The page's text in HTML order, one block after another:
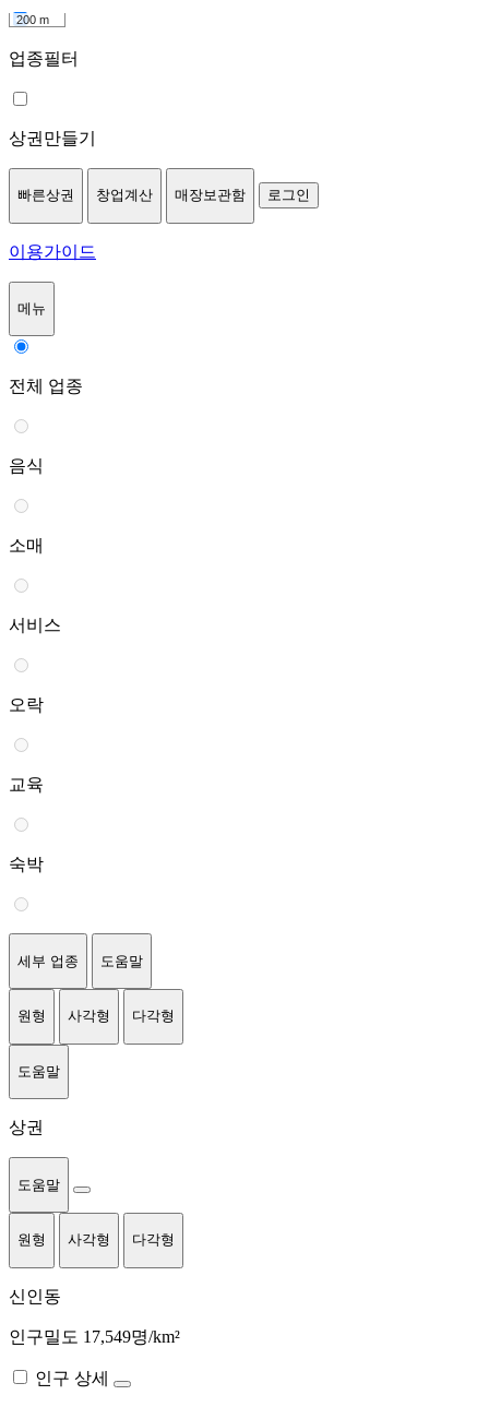
200 m
업종필터
상권만들기
빠른상권 창업계산 매장보관함 로그인
이용가이드
메뉴
전체 업종
음식
소매
서비스
오락
교육
숙박
세부 업종 도움말
원형 사각형 다각형
도움말
상권
도움말
원형 사각형 다각형
신인동
인구밀도 17,549명/km²
인구 상세